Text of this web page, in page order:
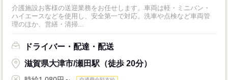
介護施設お客様の送迎業務をお任せします。車両は軽・ミニバン・
ハイエースなどを使用し、安全第一で対応。洗車や点検など車両管
理のほか、営繕・清掃...
ドライバー・配達・配送
滋賀県大津市/瀬田駅（徒歩 20分）